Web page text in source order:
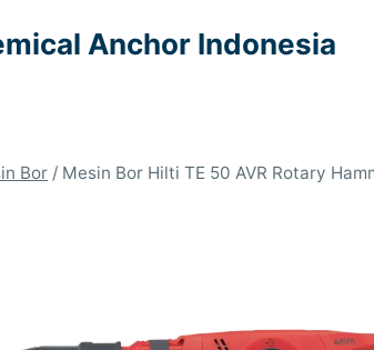
Anchor Indonesia
Bor / Mesin Bor Hilti TE 50 AVR Rotary